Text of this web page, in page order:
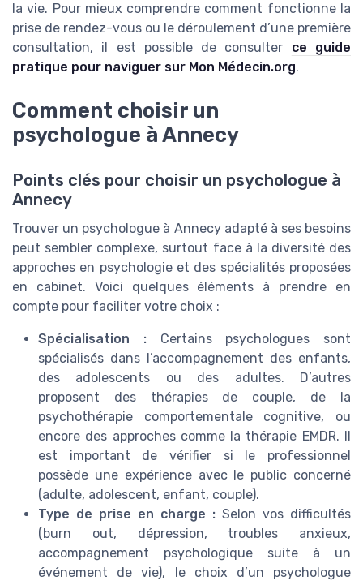
la vie. Pour mieux comprendre comment fonctionne la
prise de rendez-vous ou le déroulement d’une première
consultation, il est possible de consulter ce guide
pratique pour naviguer sur Mon Médecin.org.
Comment choisir un
psychologue à Annecy
Points clés pour choisir un psychologue à
Annecy
Trouver un psychologue à Annecy adapté à ses besoins
peut sembler complexe, surtout face à la diversité des
approches en psychologie et des spécialités proposées
en cabinet. Voici quelques éléments à prendre en
compte pour faciliter votre choix :
Spécialisation :Certains psychologues sont
spécialisés dans l’accompagnement des enfants,
des adolescents ou des adultes. D’autres
proposent des thérapies de couple, de la
psychothérapie comportementale cognitive, ou
encore des approches comme la thérapie EMDR. Il
est important de vérifier si le professionnel
possède une expérience avec le public concerné
(adulte, adolescent, enfant, couple).
Type de prise en charge : Selon vos difficultés
(burn out, dépression, troubles anxieux,
accompagnement psychologique suite à un
événement de vie), le choix d’un psychologue